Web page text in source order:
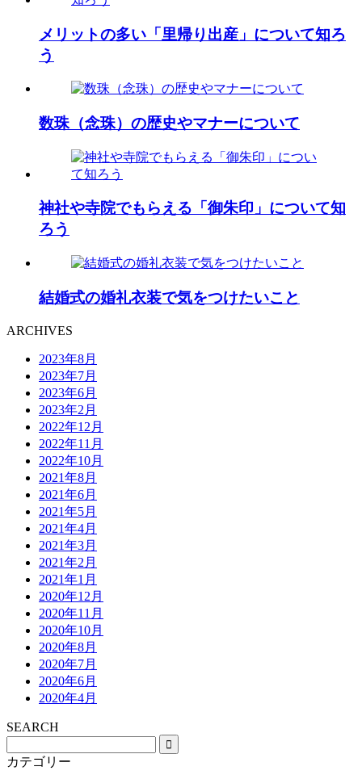
メリットの多い「里帰り出産」について知ろ
う
数珠（念珠）の歴史やマナーについて
神社や寺院でもらえる「御朱印」について知
ろう
結婚式の婚礼衣装で気をつけたいこと
ARCHIVES
2023年8月
2023年7月
2023年6月
2023年2月
2022年12月
2022年11月
2022年10月
2021年8月
2021年6月
2021年5月
2021年4月
2021年3月
2021年2月
2021年1月
2020年12月
2020年11月
2020年10月
2020年8月
2020年7月
2020年6月
2020年4月
SEARCH
カテゴリー